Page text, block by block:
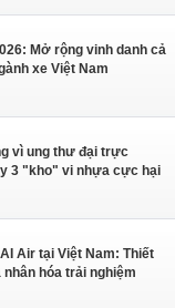
Mở rộng vinh danh cả
xe Việt Nam
vì ung thư đại trực
3 "kho" vi nhựa cực hại
Air tại Việt Nam: Thiết
hóa trải nghiệm